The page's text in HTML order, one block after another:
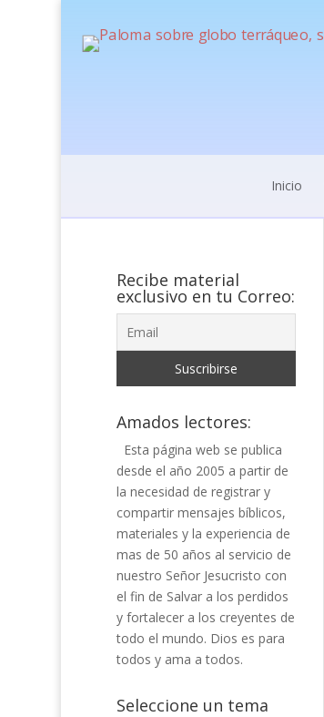
Inicio
Recibe material
exclusivo en tu Correo:
Amados lectores:
Esta página web se publica
desde el año 2005 a partir de
la necesidad de registrar y
compartir mensajes bíblicos,
materiales y la experiencia de
mas de 50 años al servicio de
nuestro Señor Jesucristo con
el fin de Salvar a los perdidos
y fortalecer a los creyentes de
todo el mundo. Dios es para
todos y ama a todos.
Seleccione un tema